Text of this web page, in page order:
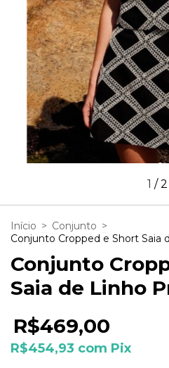
1 /2
Início > Conjunto >
Conjunto Cropped e Short Saia
Conjunto
Saia de Linho
R$469,00
R$454,93 com Pix